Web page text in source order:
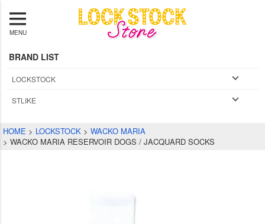
MENU
BRAND LIST
LOCKSTOCK
STLIKE
HOME LOCKSTOCK
WACKO MARIA
WACKO MARIA RESERVOIR DOGS / JACQUARD SOCKS